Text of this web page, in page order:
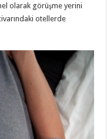
olarak görüşme yerini
otellerde